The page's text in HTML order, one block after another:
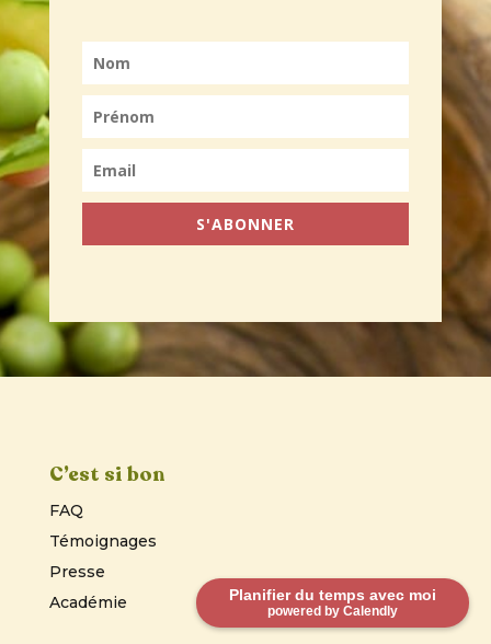
Planifier du temps avec moi
powered by Calendly
S'ABONNER
C’est si bon
FAQ
Témoignages
Presse
Académie